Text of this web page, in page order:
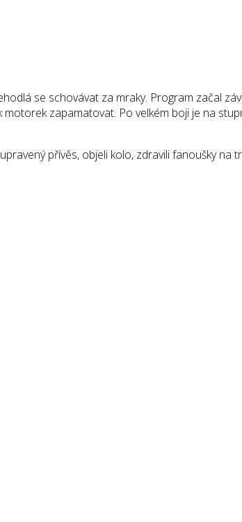
se schovávat za mraky. Program začal
zapamatovat. Po velkém boji je na
přívěs, objeli kolo, zdravili fanoušky na